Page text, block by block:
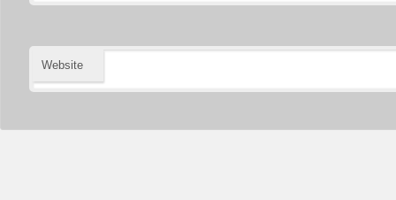
Website